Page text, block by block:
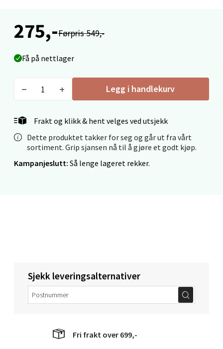
275,-Førpris 549,-
Få på nettlager
Legg i handlekurv
Frakt og klikk & hent velges ved utsjekk
Dette produktet takker for seg og går ut fra vårt
sortiment. Grip sjansen nå til å gjøre et godt kjøp.
Kampanjeslutt: Så lenge lageret rekker.
Sjekk leveringsalternativer
Fri frakt over 699,-
Ålesund - Thon Senter Moa
Langelandsvegen 25, 6010 Ålesund
Åpent i dag 10-20
Velg
Narvik - Thon Senter Malmporten
Bolagsgata 1, 8514 Narvik
Åpent i dag 10-20